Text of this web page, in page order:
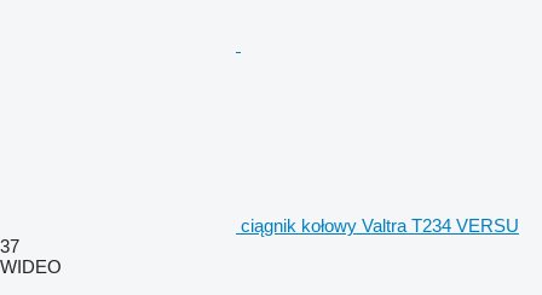
ciągnik kołowy Valtra T234 VERSU
37
WIDEO